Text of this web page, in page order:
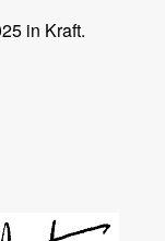
in Kraft.